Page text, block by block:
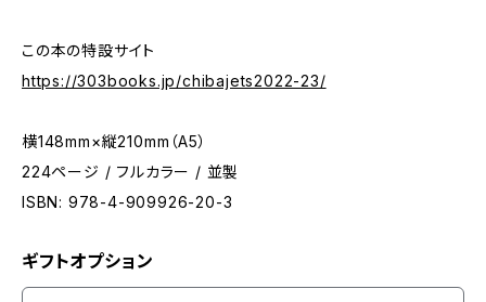
この本の特設サイト
https://303books.jp/chibajets2022-23/
横148mm×縦210mm（A5）
224ページ / フルカラー / 並製
ISBN: 978-4-909926-20-3
ギフトオプション